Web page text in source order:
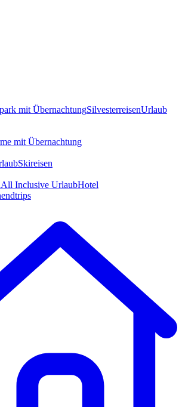
mit ÜbernachtungSilvesterreisenUrlaub
mit Übernachtung
Skireisen
All Inclusive UrlaubHotel